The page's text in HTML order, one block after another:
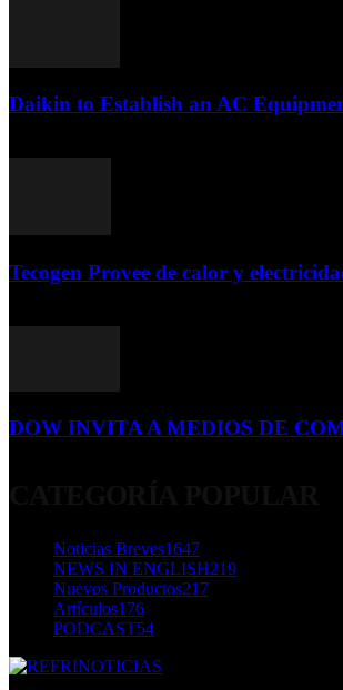
Daikin to Establish an AC
Tecogen Provee de calor y
DOW INVITA A MEDIOS DE
Noticias Breves1647
NEWS IN ENGLISH219
Nuevos Productos217
Artículos176
PODCAST54